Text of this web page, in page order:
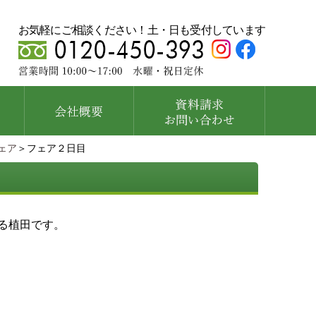
お気軽にご相談ください！土・日も受付しています
ア ＞フェア２日目
植田です。